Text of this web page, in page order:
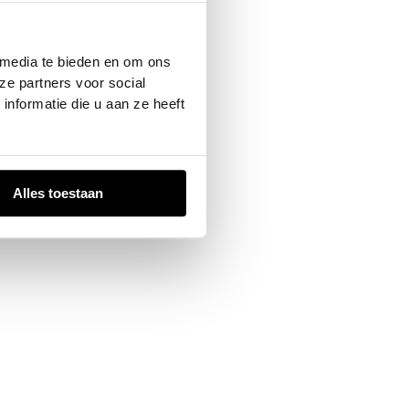
te bieden en om ons
partners voor social
die u aan ze heeft
Alles toestaan
for more information).